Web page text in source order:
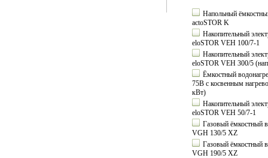
Напольный
actoSTOR K
Накопительный
eloSTOR VEH 100/7-1
Накопительный
eloSTOR VEH 300/5
Ёмкостный
75B с косвенным
кВт)
Накопительный
eloSTOR VEH 50/7-1
Газовый ёмкостный
VGH 130/5 XZ
Газовый ёмкостный
VGH 190/5 XZ